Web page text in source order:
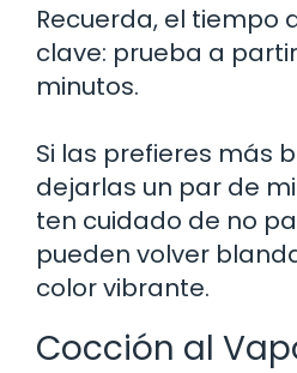
Recuerda, el tiempo
clave: prueba a
minutos.
Si las prefieres más
dejarlas un par de
ten cuidado de no
pueden volver
color vibrante.
Cocción al